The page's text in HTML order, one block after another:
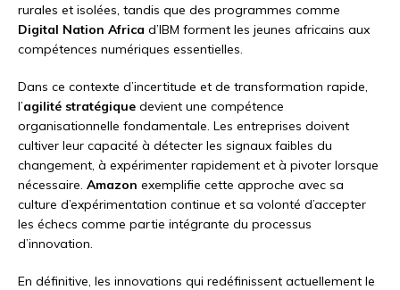
rurales et isolées, tandis que des programmes comme
Digital Nation Africa d’IBM forment les jeunes africains aux
compétences numériques essentielles.
Dans ce contexte d’incertitude et de transformation rapide,
l’agilité stratégique devient une compétence
organisationnelle fondamentale. Les entreprises doivent
cultiver leur capacité à détecter les signaux faibles du
changement, à expérimenter rapidement et à pivoter lorsque
nécessaire. Amazon exemplifie cette approche avec sa
culture d’expérimentation continue et sa volonté d’accepter
les échecs comme partie intégrante du processus
d’innovation.
En définitive, les innovations qui redéfinissent actuellement le